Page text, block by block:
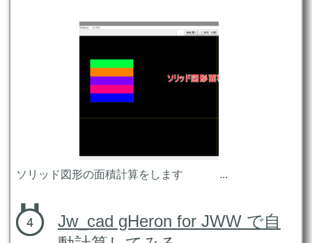
ソリッド図形の面積計算をします ...
Jw_cad gHeron for JWW で自